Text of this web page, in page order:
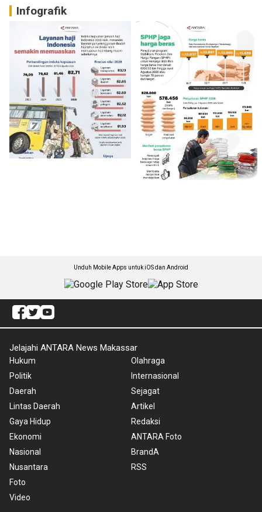
Infografik
Unduh Mobile Apps untuk iOS dan Android
Jelajahi ANTARA News Makassar
Hukum
Politik
Daerah
Lintas Daerah
Gaya Hidup
Ekonomi
Nasional
Nusantara
Foto
Video
Olahraga
Internasional
Sejagat
Artikel
Redaksi
ANTARA Foto
BrandA
RSS